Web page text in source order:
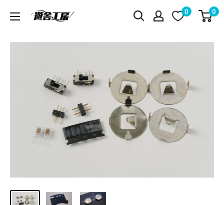
遊
工
0 0